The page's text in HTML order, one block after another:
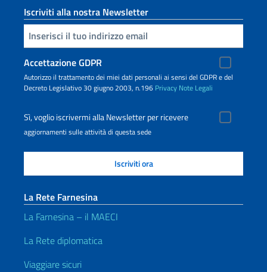
Iscriviti alla nostra Newsletter
Inserisci la tua email
Accettazione GDPR
Autorizzo il trattamento dei miei dati personali ai sensi del GDPR e del
Decreto Legislativo 30 giugno 2003, n.196 Privacy Note Legali
Sì, voglio iscrivermi alla Newsletter per ricevere
aggiornamenti sulle attività di questa sede
La Rete Farnesina
La Farnesina – il MAECI
La Rete diplomatica
Viaggiare sicuri